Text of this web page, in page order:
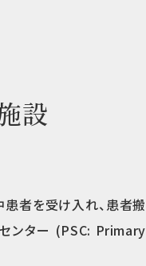
設
者を受け入れ、患者搬
ンター (PSC: Primary